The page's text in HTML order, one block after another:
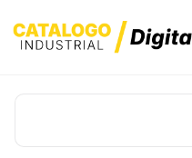
to